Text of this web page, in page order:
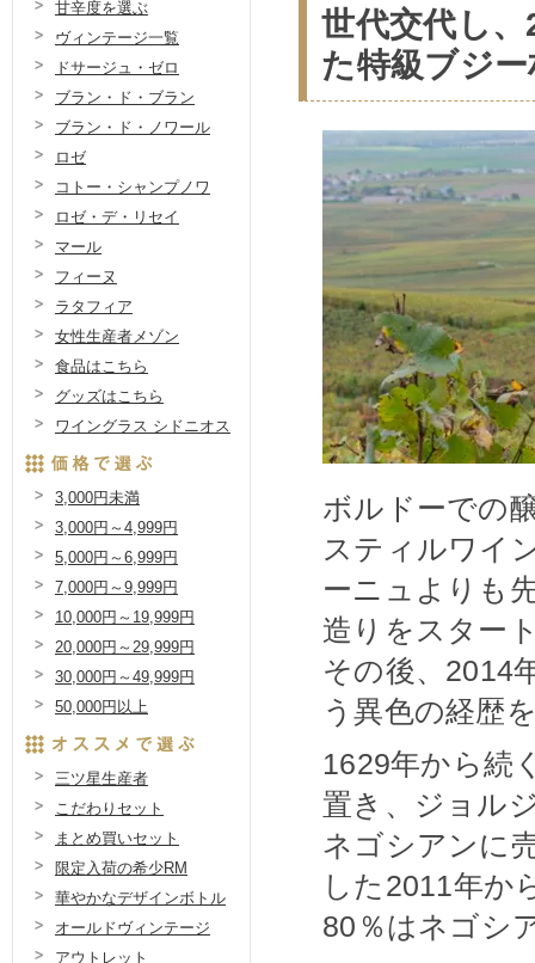
世代交代し
た特級ブジ
ボルドーでの
スティルワイ
ーニュよりも
造りをスター
その後、2014
う異色の経歴
1629年から続
置き、ジョル
ネゴシアンに
した2011年か
80％はネゴシ
甘辛度を選ぶ
ヴィンテージ一覧
ドサージュ・ゼロ
ブラン・ド・ブラン
ブラン・ド・ノワール
ロゼ
コトー・シャンプノワ
ロゼ・デ・リセイ
マール
フィーヌ
ラタフィア
女性生産者メゾン
食品はこちら
グッズはこちら
ワイングラス シドニオス
3,000円未満
3,000円～4,999円
5,000円～6,999円
7,000円～9,999円
10,000円～19,999円
20,000円～29,999円
30,000円～49,999円
50,000円以上
三ツ星生産者
こだわりセット
まとめ買いセット
限定入荷の希少RM
華やかなデザインボトル
オールドヴィンテージ
アウトレット